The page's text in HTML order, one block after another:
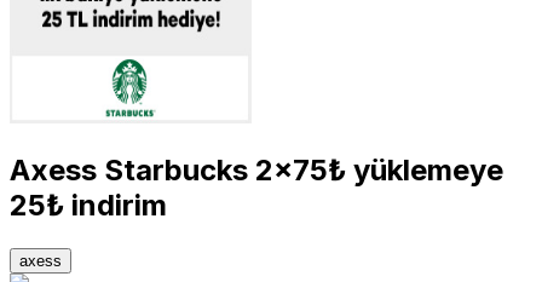
Axess Starbucks 2x75₺ yüklemeye
25₺ indirim
axess